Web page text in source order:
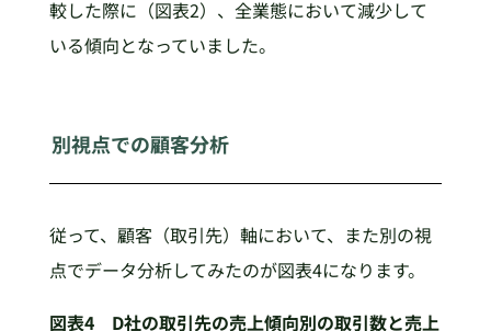
較した際に（図表2）、全業態において減少して
いる傾向となっていました。
別視点での顧客分析
従って、顧客（取引先）軸において、また別の視
点でデータ分析してみたのが図表4になります。
図表4 D社の取引先の売上傾向別の取引数と売上